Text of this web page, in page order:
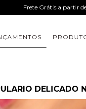
Frete Grátis a partir
DELICADO